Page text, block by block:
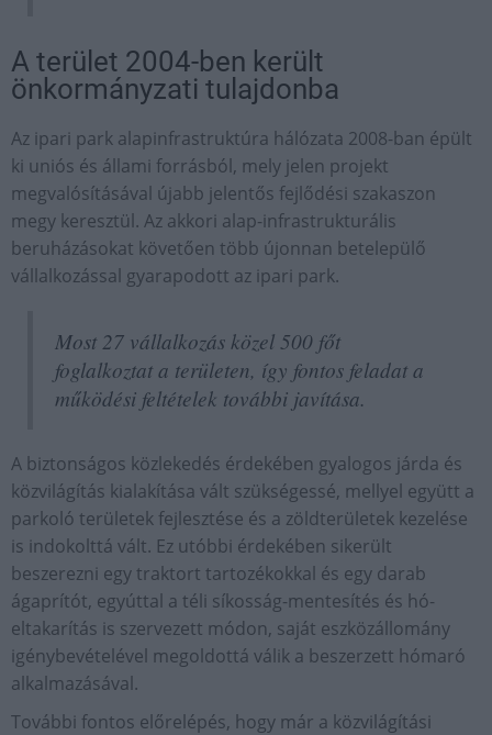
A terület 2004-ben került
önkormányzati tulajdonba
Az ipari park alapinfrastruktúra hálózata 2008-ban épült
ki uniós és állami forrásból, mely jelen projekt
megvalósításával újabb jelentős fejlődési szakaszon
megy keresztül. Az akkori alap-infrastrukturális
beruházásokat követően több újonnan betelepülő
vállalkozással gyarapodott az ipari park.
Most 27 vállalkozás közel 500 főt
foglalkoztat a területen, így fontos feladat a
működési feltételek további javítása.
A biztonságos közlekedés érdekében gyalogos járda és
közvilágítás kialakítása vált szükségessé, mellyel együtt a
parkoló területek fejlesztése és a zöldterületek kezelése
is indokolttá vált. Ez utóbbi érdekében sikerült
beszerezni egy traktort tartozékokkal és egy darab
ágaprítót, egyúttal a téli síkosság-mentesítés és hó-
eltakarítás is szervezett módon, saját eszközállomány
igénybevételével megoldottá válik a beszerzett hómaró
alkalmazásával.
További fontos előrelépés, hogy már a közvilágítási